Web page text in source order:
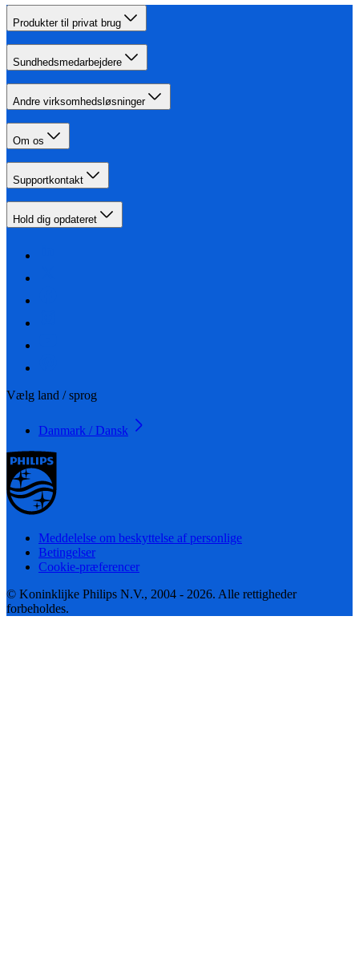
Produkter til privat brug
Sundhedsmedarbejdere
Andre virksomhedsløsninger
Om os
Supportkontakt
Hold dig opdateret
Vælg land / sprog
Danmark / Dansk
Meddelelse om beskyttelse af personlige
Betingelser
Cookie-præferencer
© Koninklijke Philips N.V., 2004 - 2026. Alle rettigheder
forbeholdes.